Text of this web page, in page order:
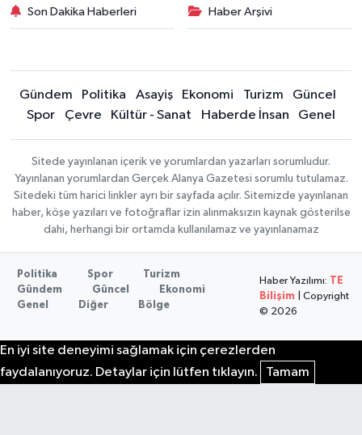
Son Dakika Haberleri Haber Arşivi
Gündem Politika Asayiş Ekonomi Turizm
Güncel
Spor
Çevre Kültür - Sanat Haberde İnsan Genel
Sitede yayınlanan içerik ve yorumlardan yazarları sorumludur.
Yayınlanan yorumlardan Gerçek Alanya Gazetesi sorumlu tutulamaz.
Sitedeki tüm harici linkler ayrı bir sayfada açılır. Sitemizde yayınlanan
haber, köşe yazıları ve fotoğraflar izin alınmaksızın kaynak gösterilse
dahi, herhangi bir ortamda kullanılamaz ve yayınlanamaz
Politika Spor
Turizm
Gündem
Güncel
Ekonomi
Genel
Diğer Bölge
Haber Yazılımı:
TE
Bilişim | Copyright
© 2026
En iyi site deneyimi sağlamak için çerezlerden
faydalanıyoruz. Detaylar için lütfen tıklayın.
Tamam